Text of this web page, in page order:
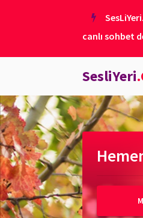
canlı sohbet
SesliYeri